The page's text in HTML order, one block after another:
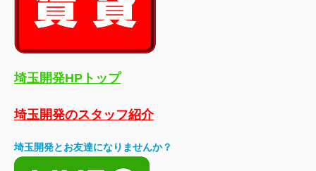
埼玉開発HPトップ
埼玉開発のスタッフ紹介
埼玉開発とお友達になりませんか？